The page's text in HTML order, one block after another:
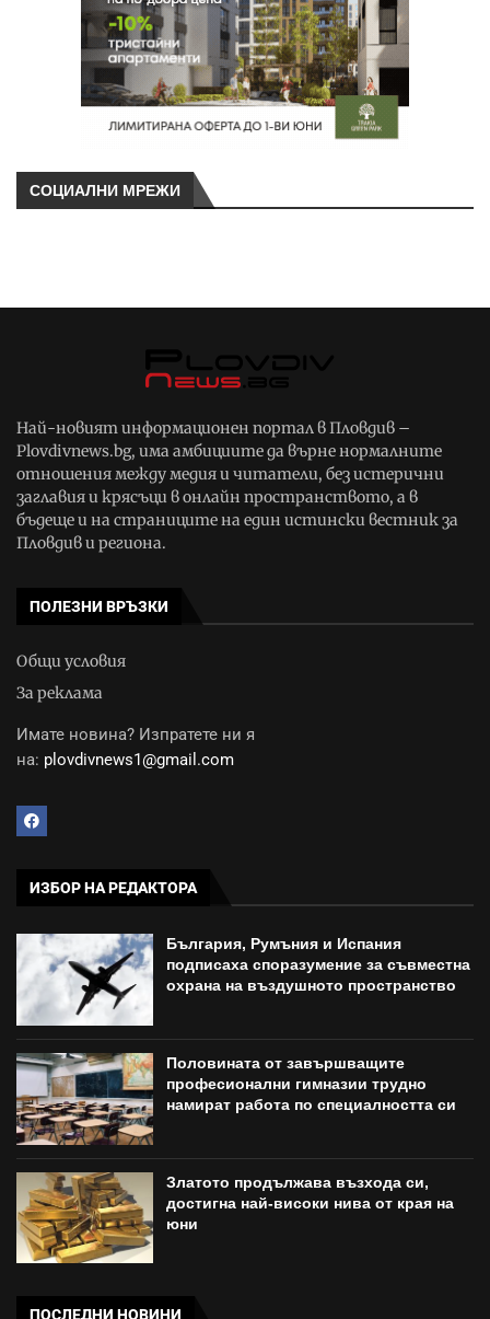
СОЦИАЛНИ МРЕЖИ
Най-новият информационен портал в Пловдив –
Plovdivnews.bg, има амбициите да върне нормалните
отношения между медия и читатели, без истерични
заглавия и крясъци в онлайн пространството, а в
бъдеще и на страниците на един истински вестник за
Пловдив и региона.
ПОЛЕЗНИ ВРЪЗКИ
Общи условия
За реклама
Имате новина? Изпратете ни я
на: plovdivnews1@gmail.com
ИЗБОР НА РЕДАКТОРА
България, Румъния и Испания
подписаха споразумение за съвместна
охрана на въздушното пространство
Половината от завършващите
професионални гимназии трудно
намират работа по специалността си
Златото продължава възхода си,
достигна най-високи нива от края на
юни
ПОСЛЕДНИ НОВИНИ